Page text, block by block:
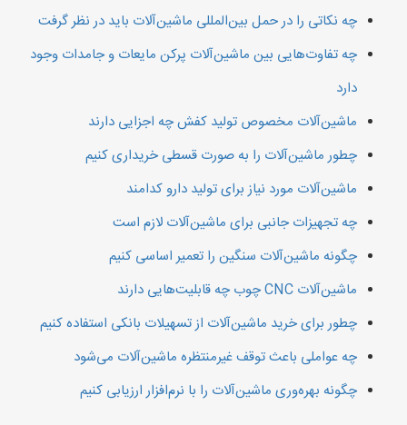
چه نکاتی را در حمل بین‌المللی ماشین‌آلات باید در نظر گرفت
چه تفاوت‌هایی بین ماشین‌آلات پرکن مایعات و جامدات وجود
دارد
ماشین‌آلات مخصوص تولید کفش چه اجزایی دارند
چطور ماشین‌آلات را به صورت قسطی خریداری کنیم
ماشین‌آلات مورد نیاز برای تولید دارو کدامند
چه تجهیزات جانبی برای ماشین‌آلات لازم است
چگونه ماشین‌آلات سنگین را تعمیر اساسی کنیم
ماشین‌آلات CNC چوب چه قابلیت‌هایی دارند
چطور برای خرید ماشین‌آلات از تسهیلات بانکی استفاده کنیم
چه عواملی باعث توقف غیرمنتظره ماشین‌آلات می‌شود
چگونه بهره‌وری ماشین‌آلات را با نرم‌افزار ارزیابی کنیم